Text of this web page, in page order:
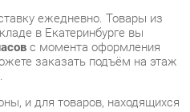
и для товаров, находящихся
индивидуально.
доставки вы можете
в доставку, а также в